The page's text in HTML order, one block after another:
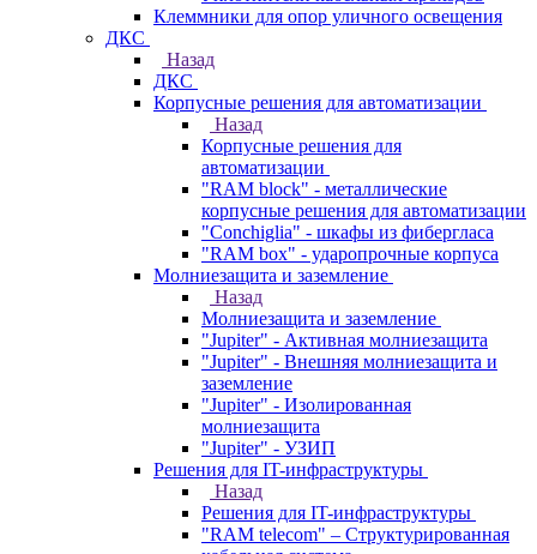
Клеммники для опор уличного освещения
ДКС
Назад
ДКС
Корпусные решения для автоматизации
Назад
Корпусные решения для
автоматизации
"RAM block" - металлические
корпусные решения для автоматизации
"Conchiglia" - шкафы из фибергласа
"RAM box" - ударопрочные корпуса
Молниезащита и заземление
Назад
Молниезащита и заземление
"Jupiter" - Активная молниезащита
"Jupiter" - Внешняя молниезащита и
заземление
"Jupiter" - Изолированная
молниезащита
"Jupiter" - УЗИП
Решения для IT-инфраструктуры
Назад
Решения для IT-инфраструктуры
"RAM telecom" – Структурированная